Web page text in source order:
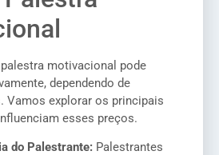
motivacional pode
dependendo de
Vamos explorar os principais
esses preços.
do Palestrante: Palestrantes